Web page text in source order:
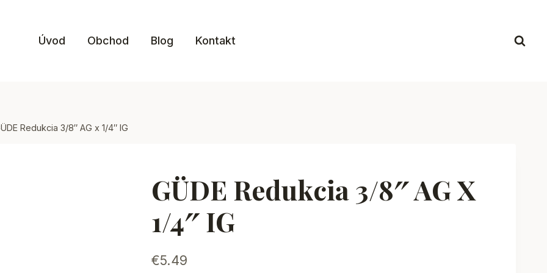
Úvod Obchod Blog Kontakt
Redukcia 3/8″ AG x 1/4″ IG
GÜDE Redukcia 3/8″ AG X
1/4″ IG
€5.49